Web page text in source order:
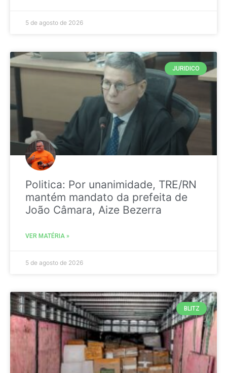
5 de agosto de 2026
JURIDICO
Politica: Por unanimidade, TRE/RN
mantém mandato da prefeita de
João Câmara, Aize Bezerra
VER MATÉRIA »
5 de agosto de 2026
BLITZ